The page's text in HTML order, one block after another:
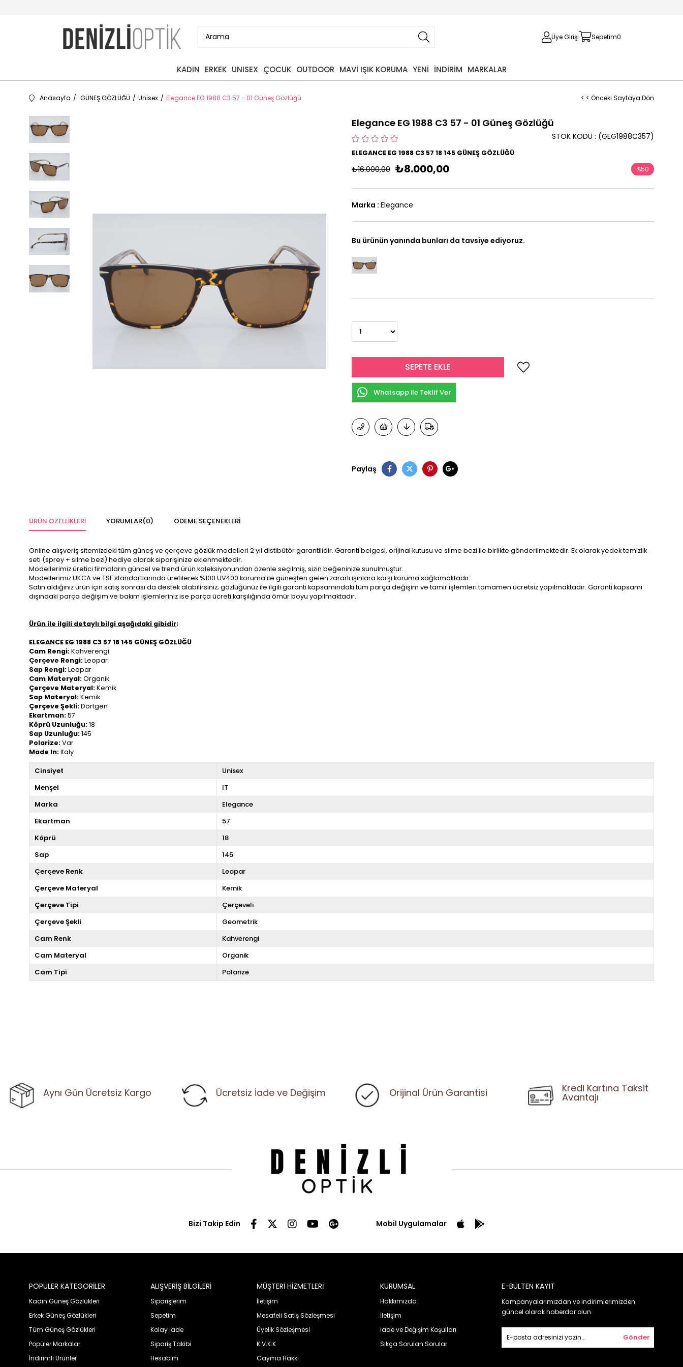
Üye Girişi Sepetim0
KADIN ERKEK UNISEX ÇOCUK OUTDOOR MAVİ IŞIK KORUMA YENİ İNDİRİM MARKALAR
Anasayfa GÜNEŞ GÖZLÜĞÜ Unisex Elegance EG 1988 C3 57 - 01 Güneş Gözlüğü < < Önceki Sayfaya Dön
Elegance EG 1988 C3 57 - 01 Güneş Gözlüğü
(GEG1988C357)
STOK KODU
ELEGANCE EG 1988 C3 57 18 145 GÜNEŞ GÖZLÜĞÜ
₺16.000,00 ₺8.000,00 %50
Marka : Elegance
Bu ürünün yanında bunları da tavsiye ediyoruz.
Whatsapp ile Teklif Ver
Paylaş
ÜRÜN ÖZELLIKLERI YORUMLAR(0) ÖDEME SEÇENEKLERI
Online alışveriş sitemizdeki tüm güneş ve çerçeve gözlük modelleri 2 yıl distibütör garantilidir. Garanti belgesi, orijinal kutusu ve silme bezi ile birlikte gönderilmektedir. Ek olarak yedek temizlik
seti (sprey + silme bezi) hediye olarak siparişinize eklenmektedir.
Modellerimiz üretici firmaların güncel ve trend ürün koleksiyonundan özenle seçilmiş, sizin beğeninize sunulmuştur.
Modellerimiz UKCA ve TSE standartlarında üretilerek %100 UV400 koruma ile güneşten gelen zararlı ışınlara karşı koruma sağlamaktadır:
Satın aldığınız ürün için satış sonrası da destek alabilirsiniz; gözlüğünüz ile ilgili garanti kapsamındaki tüm parça değişim ve tamir işlemleri tamamen ücretsiz yapılmaktadır. Garanti kapsamı
dışındaki parça değişim ve bakım işlemleriniz ise parça ücreti karşılığında ömür boyu yapılmaktadır.
Ürün ile ilgili detaylı bilgi aşağıdaki gibidir;
ELEGANCE EG 1988 C3 57 18 145 GÜNEŞ GÖZLÜĞÜ
Cam Rengi:Kahverengi
Çerçeve Rengi:Leopar
Sap Rengi:Leopar
Cam Materyal:Organik
Çerçeve Materyal:Kemik
Sap Materyal:Kemik
Çerçeve Şekli:Dörtgen
Ekartman:57
Köprü Uzunluğu:18
Sap Uzunluğu:145
Polarize:Var
Made In:Italy
Cinsiyet
Unisex
Menşei
IT
Marka
Elegance
Ekartman
57
Köprü
18
Sap
145
Çerçeve Renk
Leopar
Çerçeve Materyal
Kemik
Çerçeve Tipi
Çerçeveli
Çerçeve Şekli
Geometrik
Cam Renk
Kahverengi
Cam Materyal
Organik
Cam Tipi
Polarize
Aynı Gün Ücretsiz Kargo Ücretsiz İade ve Değişim Orijinal Ürün Garantisi Kredi Kartına Taksit
Avantajı
Bizi Takip Edin Mobil Uygulamalar
POPÜLER KATEGORİLER
Kadın Güneş Gözlükleri
Erkek Güneş Gözlükleri
Tüm Güneş Gözlükleri
Popüler Markalar
İndirimli Ürünler
ALIŞVERİŞ BİLGİLERİ
Siparişlerim
Sepetim
Kolay İade
Sipariş Takibi
Hesabım
MÜŞTERİ HİZMETLERİ
İletişim
Mesafeli Satış Sözleşmesi
Üyelik Sözleşmesi
K.V.K.K
Cayma Hakkı
KURUMSAL
Hakkımızda
İletişim
İade ve Değişim Koşulları
Sıkça Sorulan Sorular
E-BÜLTEN KAYIT
Kampanyalarımızdan ve indirimlerimizden
güncel olarak haberdar olun.
Gönder